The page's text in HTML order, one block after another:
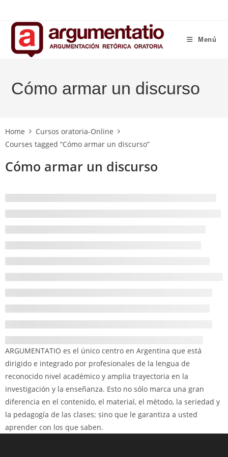
contenido
Menú
Cómo armar un discurso
Home
Cursos oratoria-Online
Courses tagged “Cómo armar un discurso”
Cómo armar un discurso
ARGUMENTATIO es el único centro en Argentina que está
dirigido e integrado por profesionales de la lengua de
reconocido nivel académico y amplia trayectoria en la
investigación y la enseñanza. Esto no sólo marca una gran
diferencia en el contenido, el material, el método, la seriedad y
la pedagogía de las clases; sino que le garantiza a usted
aprender con los que saben.